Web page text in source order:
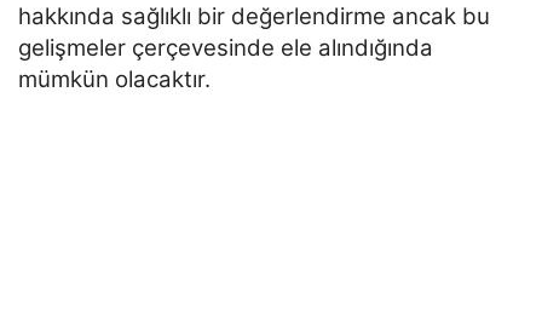
hakkında sağlıklı bir değerlendirme ancak bu
gelişmeler çerçevesinde ele alındığında
mümkün olacaktır.